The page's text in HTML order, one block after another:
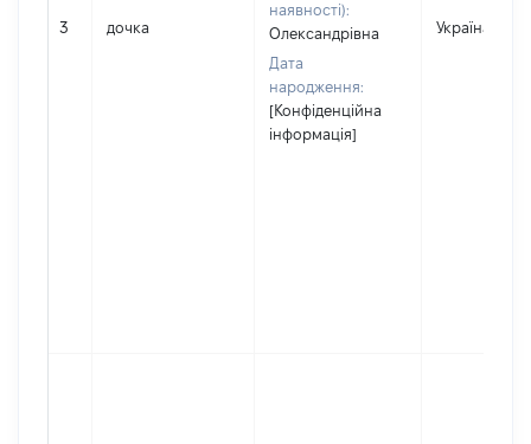
3 дочка
наявності):
Олександрівна
Дата
народження:
[Конфіденційна
інформація]
Україна